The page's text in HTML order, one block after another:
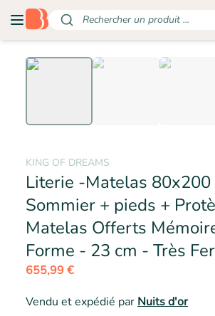
Rechercher un produit ...
KING OF DREAMS
Literie -Matelas 80x200
Sommier + pieds +
Matelas Offerts
Forme - 23 cm - Très
655,99 €
Vendu et expédié par Nuits d'or